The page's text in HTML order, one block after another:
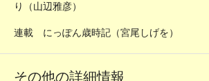
り（山辺雅彦）
連載 にっぽん歳時記（宮尾しげを）
その他の詳細情報